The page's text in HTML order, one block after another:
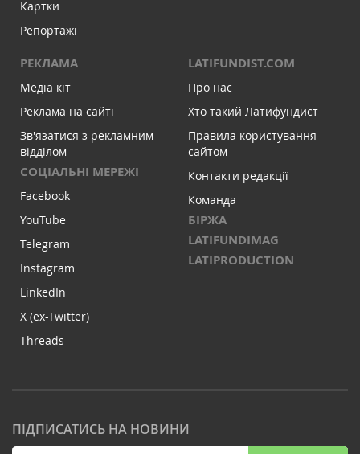
Картки
Репортажі
РЕКЛАМА
Медіа кіт
Реклама на сайті
Зв'язатися з рекламним
відділом
СОЦІАЛЬНІ МЕРЕЖІ
Facebook
YouTube
Telegram
Instagram
LinkedIn
X (ex-Twitter)
Threads
LATIFUNDIST.COM
Про нас
Хто такий Латифундист
Правила користування
сайтом
Контакти редакції
Команда
БІРЖА
LATIFUNDIMAG
LATIPRODUCTION
ПІДПИСАТИСЬ НА НОВИНИ